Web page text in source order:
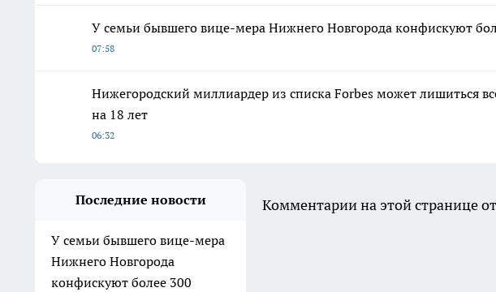
У семьи бывшего вице-мера Нижнего Новгорода конфискуют
07:58
Нижегородский миллиардер из списка Forbes может лишиться
на 18 лет
06:32
Последние новости
У семьи бывшего вице-мера
Нижнего Новгорода
конфискуют более 300
Комментарии на этой странице